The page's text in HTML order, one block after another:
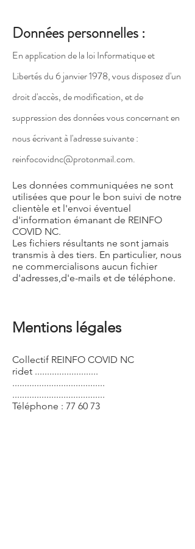
Données personnelles :
En application de la loi Informatique et
Libertés du 6 janvier 1978, vous disposez d'un
droit d'accès, de modification, et de
suppression des données vous concernant en
nous écrivant à l'adresse suivante :
reinfocovidnc@protonmail.com.
Les données communiquées ne sont
utilisées que pour le bon suivi de notre
clientèle et l'envoi éventuel
d'information émanant de REINFO
COVID NC.
Les fichiers résultants ne sont jamais
transmis à des tiers. En particulier, nous
ne commercialisons aucun fichier
d'adresses,d'e-mails et de téléphone.
Mentions légales
Collectif REINFO COVID NC
ridet ..........................
......................................
......................................
Téléphone : 77 60 73